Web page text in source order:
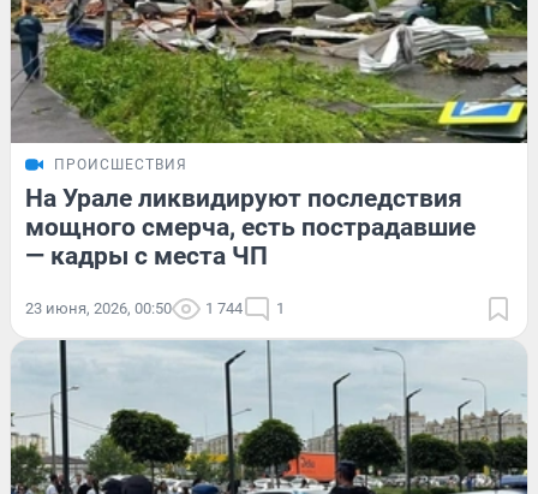
ПРОИСШЕСТВИЯ
На Урале ликвидируют последствия
мощного смерча, есть пострадавшие
— кадры с места ЧП
23 июня, 2026, 00:50 1 744 1